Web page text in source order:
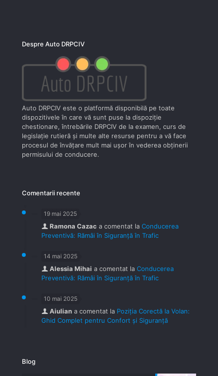
Despre Auto DRPCIV
Auto DRPCIV este o platformă disponibilă pe toate
dispozitivele în care vă sunt puse la dispoziţie
chestionare, întrebările DRPCIV de la examen, curs de
legislaţie rutieră şi multe alte resurse pentru a vă face
procesul de învăţare mult mai uşor în vederea obţinerii
permisului de conducere.
Comentarii recente
19 mai 2025
Ramona Cazac a comentat la Conducerea
Preventivă: Rămâi în Siguranță în Trafic
14 mai 2025
Alessia Mihai a comentat la Conducerea
Preventivă: Rămâi în Siguranță în Trafic
10 mai 2025
Aiulian a comentat la Poziția Corectă la Volan:
Ghid Complet pentru Confort și Siguranță
Blog